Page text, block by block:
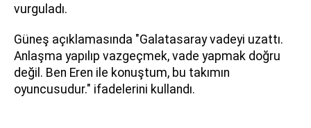
vurguladı.
Güneş açıklamasında "Galatasaray vadeyi uzattı.
Anlaşma yapılıp vazgeçmek, vade yapmak doğru
değil. Ben Eren ile konuştum, bu takımın
oyuncusudur." ifadelerini kullandı.